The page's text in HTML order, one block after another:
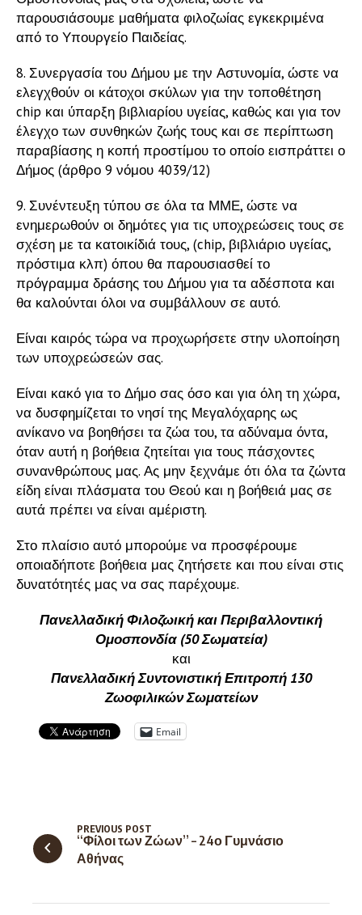
παρουσιάσουμε μαθήματα φιλοζωίας εγκεκριμένα
από το Υπουργείο Παιδείας.
8. Συνεργασία του Δήμου με την Αστυνομία, ώστε να
ελεγχθούν οι κάτοχοι σκύλων για την τοποθέτηση
chip και ύπαρξη βιβλιαρίου υγείας, καθώς και για τον
έλεγχο των συνθηκών ζωής τους και σε περίπτωση
παραβίασης η κοπή προστίμου το οποίο εισπράττει ο
Δήμος (άρθρο 9 νόμου 4039/12)
9. Συνέντευξη τύπου σε όλα τα ΜΜΕ, ώστε να
ενημερωθούν οι δημότες για τις υποχρεώσεις τους σε
σχέση με τα κατοικίδιά τους, (chip, βιβλιάριο υγείας,
πρόστιμα κλπ) όπου θα παρουσιασθεί το
πρόγραμμα δράσης του Δήμου για τα αδέσποτα και
θα καλούνται όλοι να συμβάλλουν σε αυτό.
Είναι καιρός τώρα να προχωρήσετε στην υλοποίηση
των υποχρεώσεών σας.
Είναι κακό για το Δήμο σας όσο και για όλη τη χώρα,
να δυσφημίζεται το νησί της Μεγαλόχαρης ως
ανίκανο να βοηθήσει τα ζώα του, τα αδύναμα όντα,
όταν αυτή η βοήθεια ζητείται για τους πάσχοντες
συνανθρώπους μας. Ας μην ξεχνάμε ότι όλα τα ζώντα
είδη είναι πλάσματα του Θεού και η βοήθειά μας σε
αυτά πρέπει να είναι αμέριστη.
Στο πλαίσιο αυτό μπορούμε να προσφέρουμε
οποιαδήποτε βοήθεια μας ζητήσετε και που είναι στις
δυνατότητές μας να σας παρέχουμε.
Πανελλαδική Φιλοζωική και Περιβαλλοντική
Ομοσπονδία (50 Σωματεία)
και
Πανελλαδική Συντονιστική Επιτροπή 130
Ζωοφιλικών Σωματείων
Email
“Φίλοι των Ζώων” – 24ο Γυμνάσιο
Αθήνας
PREVIOUS POST